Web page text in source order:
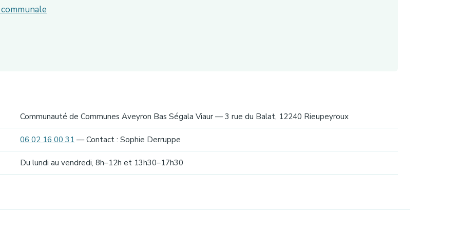
Communauté de Communes Aveyron Bas Ségala Viaur — 3 rue du Balat, 12240 Rieupeyroux
06 02 16 00 31 — Contact : Sophie Derruppe
Du lundi au vendredi, 8h–12h et 13h30–17h30